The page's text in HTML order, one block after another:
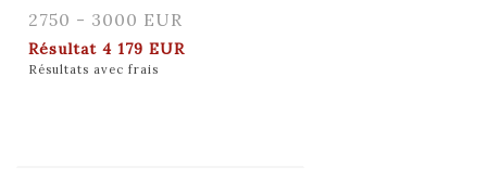
2750 - 3000 EUR
Résultat 4 179 EUR
Résultats avec frais